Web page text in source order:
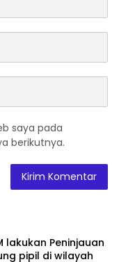
saya pada
berikutnya.
lakukan Peninjauan
pipil di wilayah